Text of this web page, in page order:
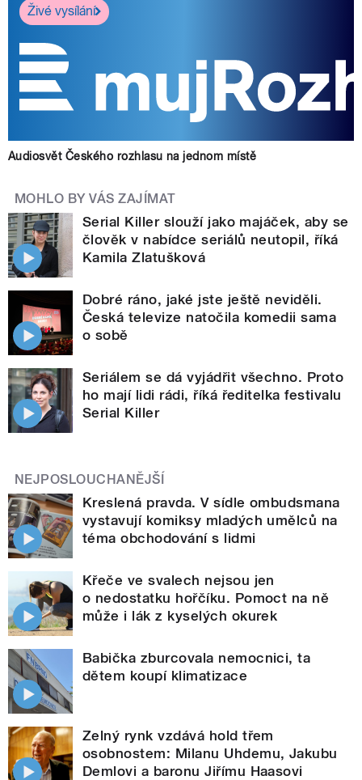
Živé vysílání
Audiosvět Českého rozhlasu na jednom místě
MOHLO BY VÁS ZAJÍMAT
Serial Killer slouží jako majáček, aby se
člověk v nabídce seriálů neutopil, říká
Kamila Zlatušková
Dobré ráno, jaké jste ještě neviděli.
Česká televize natočila komedii sama
o sobě
Seriálem se dá vyjádřit všechno. Proto
ho mají lidi rádi, říká ředitelka festivalu
Serial Killer
NEJPOSLOUCHANĚJŠÍ
Kreslená pravda. V sídle ombudsmana
vystavují komiksy mladých umělců na
téma obchodování s lidmi
Křeče ve svalech nejsou jen
o nedostatku hořčíku. Pomoct na ně
může i lák z kyselých okurek
Babička zburcovala nemocnici, ta
dětem koupí klimatizace
Zelný rynk vzdává hold třem
osobnostem: Milanu Uhdemu, Jakubu
Demlovi a baronu Jiřímu Haasovi